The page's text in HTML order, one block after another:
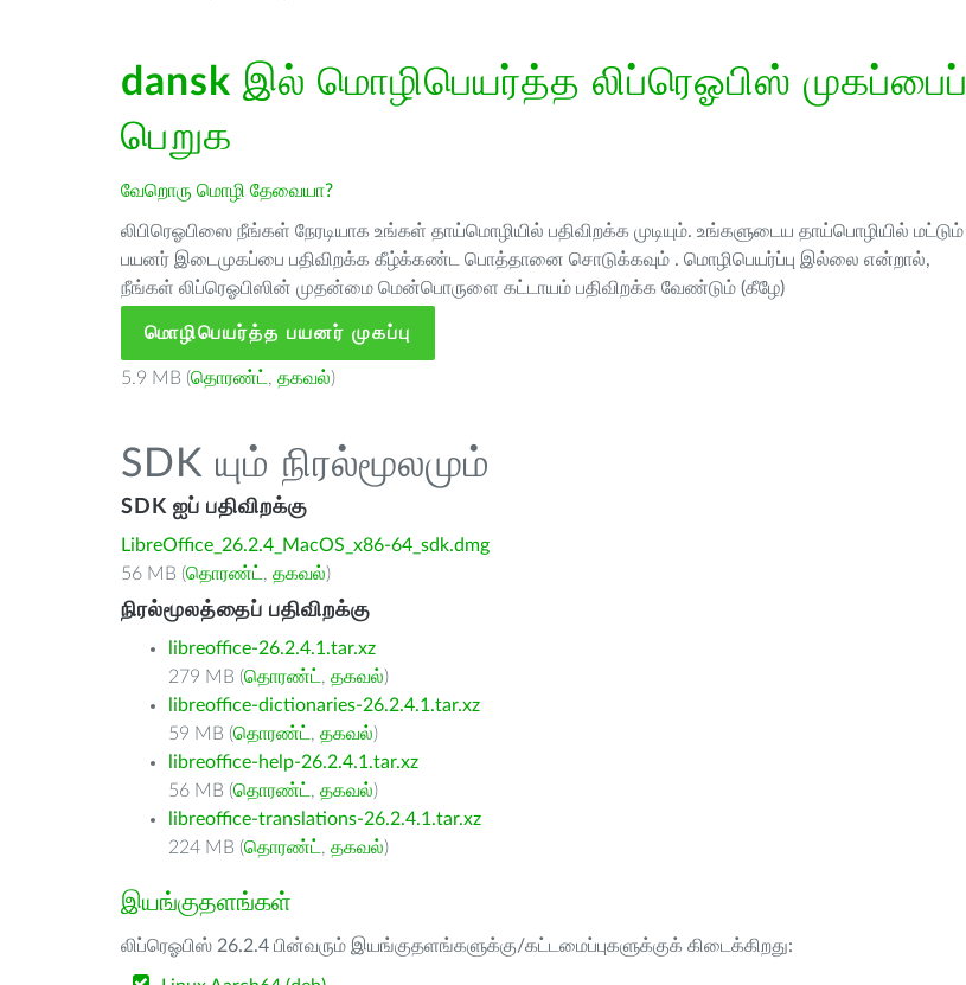
dansk இல் மொழிபெயர்த்த லிப்ரெஓபிஸ் முகப்பைப்
பெறுக
வேறொரு மொழி தேவையா?
லிபிரெஓபிஸை நீங்கள் நேரடியாக உங்கள் தாய்மொழியில் பதிவிறக்க முடியும். உங்களுடைய தாய்பொழியில் மட்டும்
பயனர் இடைமுகப்பை பதிவிறக்க கீழ்க்கண்ட பொத்தானை சொடுக்கவும் . மொழிபெயர்ப்பு இல்லை என்றால்,
நீங்கள் லிப்ரெஓபிஸின் முதன்மை மென்பொருளை கட்டாயம் பதிவிறக்க வேண்டும் (கீழே)
மொழிபெயர்த்த பயனர் முகப்பு
5.9 MB (தொரண்ட் , தகவல்)
SDK யும் நிரல்மூலமும்
SDK ஐப் பதிவிறக்கு
LibreOffice_26.2.4_MacOS_x86-64_sdk.dmg
56 MB (தொரண்ட் , தகவல்)
நிரல்மூலத்தைப் பதிவிறக்கு
libreoffice-26.2.4.1.tar.xz
279 MB (தொரண்ட் , தகவல்)
libreoffice-dictionaries-26.2.4.1.tar.xz
59 MB (தொரண்ட் , தகவல்)
libreoffice-help-26.2.4.1.tar.xz
56 MB (தொரண்ட் , தகவல்)
libreoffice-translations-26.2.4.1.tar.xz
224 MB (தொரண்ட் , தகவல்)
இயங்குதளங்கள்
லிப்ரெஓபிஸ் 26.2.4 பின்வரும் இயங்குதளங்களுக்கு/கட்டமைப்புகளுக்குக் கிடைக்கிறது: